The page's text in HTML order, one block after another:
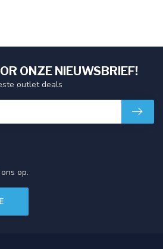
op.
ONZE NIEUWSBRIEF!
outlet deals